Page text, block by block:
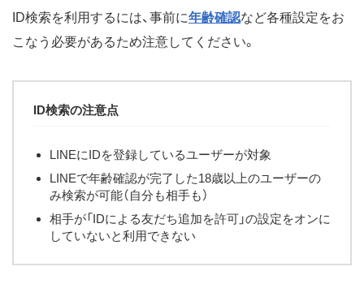
ID検索を利用するには、事前に年齢確認など各種設定をお
こなう必要があるため注意してください。
ID検索の注意点
LINEにIDを登録しているユーザーが対象
LINEで年齢確認が完了した18歳以上のユーザーの
み検索が可能（自分も相手も）
相手が「IDによる友だち追加を許可」の設定をオンに
していないと利用できない